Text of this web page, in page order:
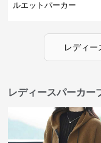
ルエットパーカー
レディー
レディースパーカー